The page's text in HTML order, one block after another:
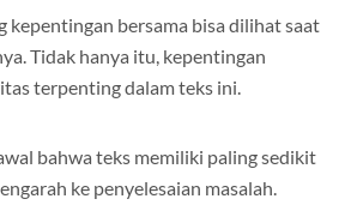
kepentingan bersama bisa dilihat saat
Tidak hanya itu, kepentingan
terpenting dalam teks ini.
bahwa teks memiliki paling sedikit
ke penyelesaian masalah.